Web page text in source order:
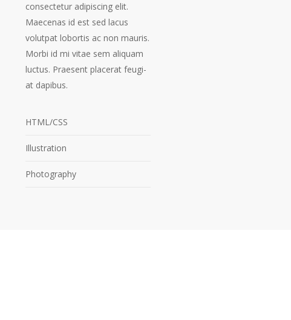
con­sec­te­tur adi­pi­scing elit.
Mae­ce­nas id est sed lacus
volut­pat lob­or­tis ac non mau­ris.
Mor­bi id mi vitae sem ali­quam
luc­tus. Prae­sent pla­ce­rat feu­gi­
at dapibus.
HTML/CSS
Illustration
Photography